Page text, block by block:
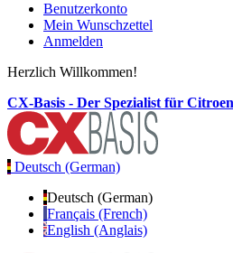
Benutzerkonto
Mein Wunschzettel
Anmelden
Herzlich Willkommen!
CX-Basis - Der Spezialist für
Deutsch (German)
Deutsch (German)
Français (French)
English (Anglais)